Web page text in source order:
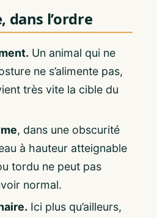
dans l’ordre
Un animal qui ne
ne s’alimente pas,
très vite la cible du
, dans une obscurité
à hauteur atteignable
tordu ne peut pas
normal.
Ici plus qu’ailleurs,